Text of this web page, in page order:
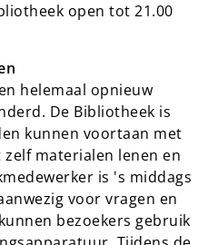
open tot 21.00
helemaal opnieuw
De Bibliotheek is
kunnen voortaan met
materialen lenen en
is 's middags
voor vragen en
bezoekers gebruik